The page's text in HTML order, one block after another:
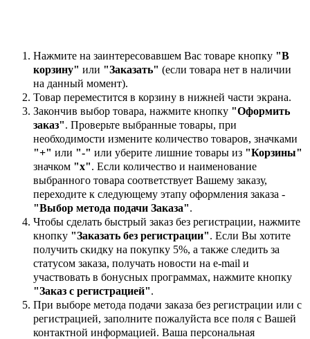
Нажмите на заинтересовавшем Вас товаре кнопку "В
корзину" или "Заказать" (если товара нет в наличии
на данный момент).
Товар переместится в корзину в нижней части экрана.
Закончив выбор товара, нажмите кнопку "Оформить
заказ". Проверьте выбранные товары, при
необходимости измените количество товаров, значками
"+" или "-" или уберите лишние товары из "Корзины"
значком "х". Если количество и наименование
выбранного товара соответствует Вашему заказу,
переходите к следующему этапу оформления заказа -
"Выбор метода подачи Заказа".
Чтобы сделать быстрый заказ без регистрации, нажмите
кнопку "Заказать без регистрации". Если Вы хотите
получить скидку на покупку 5%, а также следить за
статусом заказа, получать новости на e-mail и
участвовать в бонусных программах, нажмите кнопку
"Заказ с регистрацией".
При выборе метода подачи заказа без регистрации или с
регистрацией, заполните пожалуйста все поля с Вашей
контактной информацией. Ваша персональная